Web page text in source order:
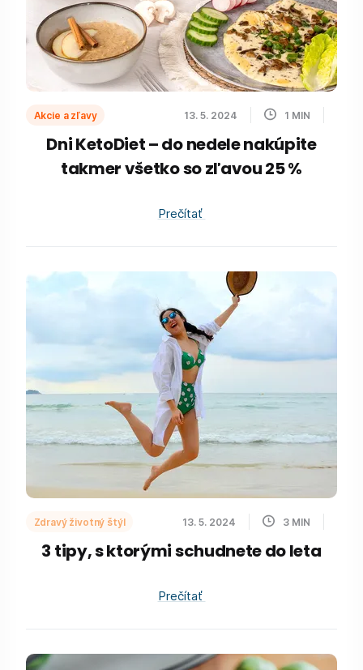
Akcie a zľavy 13. 5. 2024 1 MIN
Dni KetoDiet – do nedele nakúpite
takmer všetko so zľavou 25 %
Prečítať
Zdravý životný štýl 13. 5. 2024 3 MIN
3 tipy, s ktorými schudnete do leta
Prečítať